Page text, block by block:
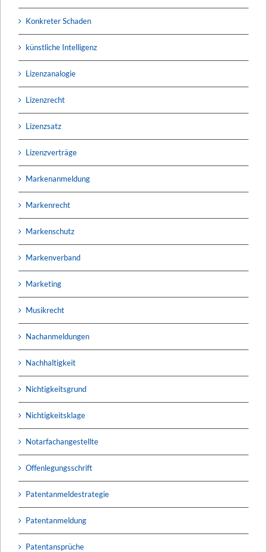
Konkreter Schaden
künstliche Intelligenz
Lizenzanalogie
Lizenzrecht
Lizenzsatz
Lizenzverträge
Markenanmeldung
Markenrecht
Markenschutz
Markenverband
Marketing
Musikrecht
Nachanmeldungen
Nachhaltigkeit
Nichtigkeitsgrund
Nichtigkeitsklage
Notarfachangestellte
Offenlegungsschrift
Patentanmeldestrategie
Patentanmeldung
Patentansprüche